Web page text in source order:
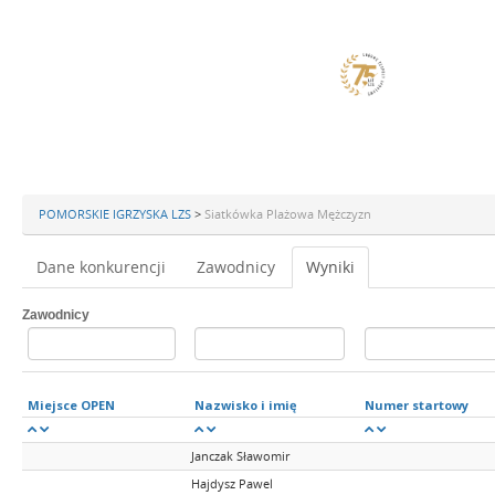
POMORSKIE IGRZYSKA LZS > Siatkówka Plażowa Mężczyzn
Dane konkurencji Zawodnicy Wyniki
Zawodnicy
Miejsce OPEN Nazwisko i imię Numer startowy
Janczak Sławomir
Hajdysz Pawel